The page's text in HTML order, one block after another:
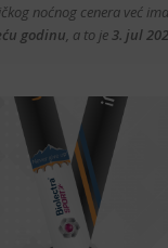
noćnog cenera već
godinu, a to je 3. jul